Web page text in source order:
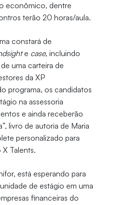
econômico, dentre
terão 20 horas/aula.
constará de
e case, incluindo
uma carteira de
da XP
programa, os candidatos
na assessoria
e ainda receberão
livro de autoria de Maria
personalizado para
Talents.
está esperando para
de estágio em uma
financeiras do